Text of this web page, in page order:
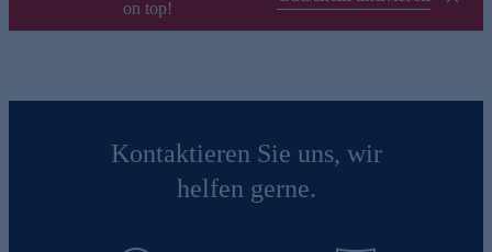
on top!
Kontaktieren Sie uns, wir
helfen gerne.